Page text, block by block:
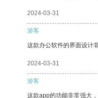
2024-03-31
游客
这款办公软件的界面设计
2024-03-31
游客
这款app的功能非常强大